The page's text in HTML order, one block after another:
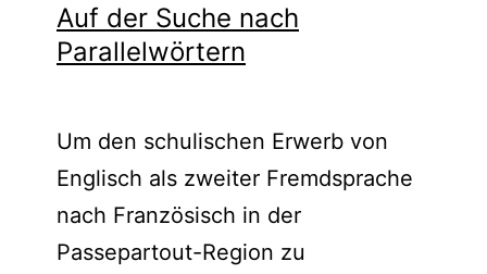
Auf der Suche nach
Parallelwörtern
Um den schulischen Erwerb von
Englisch als zweiter Fremdsprache
nach Französisch in der
Passepartout-Region zu